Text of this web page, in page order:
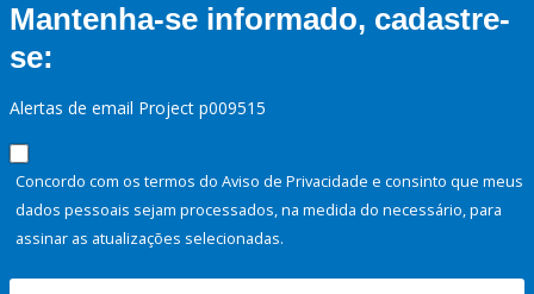
Mantenha-se informado, cadastre-
se:
Alertas de email Project p009515
Concordo com os termos do Aviso de Privacidade e consinto que meus
dados pessoais sejam processados, na medida do necessário, para
assinar as atualizações selecionadas.